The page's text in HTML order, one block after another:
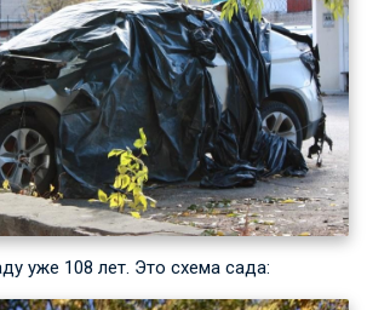
уже 108 лет. Это схема сада: